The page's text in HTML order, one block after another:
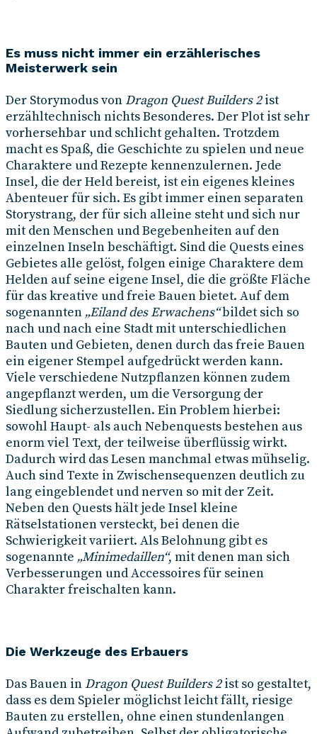
Es muss nicht immer ein erzählerisches
Meisterwerk sein
Der Storymodus von Dragon Quest Builders 2ist
erzähltechnisch nichts Besonderes. Der Plot ist sehr
vorhersehbar und schlicht gehalten. Trotzdem
macht es Spaß, die Geschichte zu spielen und neue
Charaktere und Rezepte kennenzulernen. Jede
Insel, die der Held bereist, ist ein eigenes kleines
Abenteuer für sich. Es gibt immer einen separaten
Storystrang, der für sich alleine steht und sich nur
mit den Menschen und Begebenheiten auf den
einzelnen Inseln beschäftigt. Sind die Quests eines
Gebietes alle gelöst, folgen einige Charaktere dem
Helden auf seine eigene Insel, die die größte Fläche
für das kreative und freie Bauen bietet. Auf dem
sogenannten „Eiland des Erwachens“bildet sich so
nach und nach eine Stadt mit unterschiedlichen
Bauten und Gebieten, denen durch das freie Bauen
ein eigener Stempel aufgedrückt werden kann.
Viele verschiedene Nutzpflanzen können zudem
angepflanzt werden, um die Versorgung der
Siedlung sicherzustellen. Ein Problem hierbei:
sowohl Haupt- als auch Nebenquests bestehen aus
enorm viel Text, der teilweise überflüssig wirkt.
Dadurch wird das Lesen manchmal etwas mühselig.
Auch sind Texte in Zwischensequenzen deutlich zu
lang eingeblendet und nerven so mit der Zeit.
Neben den Quests hält jede Insel kleine
Rätselstationen versteckt, bei denen die
Schwierigkeit variiert. Als Belohnung gibt es
sogenannte „Minimedaillen“, mit denen man sich
Verbesserungen und Accessoires für seinen
Charakter freischalten kann.
Die Werkzeuge des Erbauers
Das Bauen in Dragon Quest Builders 2ist so gestaltet,
dass es dem Spieler möglichst leicht fällt, riesige
Bauten zu erstellen, ohne einen stundenlangen